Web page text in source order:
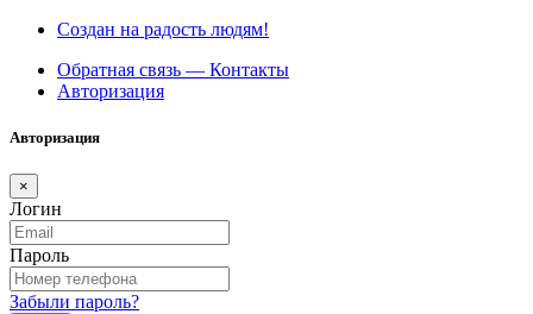
Создан на радость людям!
Обратная связь — Контакты
Авторизация
Авторизация
×
Логин
Пароль
Забыли пароль?